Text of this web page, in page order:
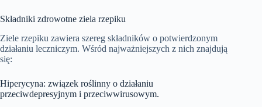
Składniki zdrowotne ziela rzepiku
Ziele rzepiku zawiera szereg składników o potwierdzonym
działaniu leczniczym. Wśród najważniejszych z nich znajdują
się:
Hiperycyna: związek roślinny o działaniu
przeciwdepresyjnym i przeciwwirusowym.